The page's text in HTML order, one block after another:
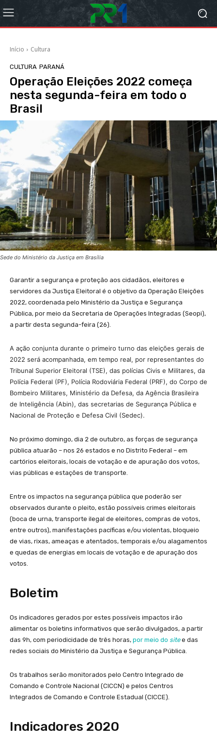
Início Cultura
CULTURA PARANÁ
Operação Eleições 2022 começa
nesta segunda-feira em todo o
Brasil
Sede do Ministério da Justiça em Brasília
Garantir a segurança e proteção aos cidadãos, eleitores e
servidores da Justiça Eleitoral é o objetivo da Operação Eleições
2022, coordenada pelo Ministério da Justiça e Segurança
Pública, por meio da Secretaria de Operações Integradas (Seopi),
a partir desta segunda-feira (26).
A ação conjunta durante o primeiro turno das eleições gerais de
2022 será acompanhada, em tempo real, por representantes do
Tribunal Superior Eleitoral (TSE), das polícias Civis e Militares, da
Polícia Federal (PF), Polícia Rodoviária Federal (PRF), do Corpo de
Bombeiro Militares, Ministério da Defesa, da Agência Brasileira
de Inteligência (Abin), das secretarias de Segurança Pública e
Nacional de Proteção e Defesa Civil (Sedec).
No próximo domingo, dia 2 de outubro, as forças de segurança
pública atuarão – nos 26 estados e no Distrito Federal – em
cartórios eleitorais, locais de votação e de apuração dos votos,
vias públicas e estações de transporte.
Entre os impactos na segurança pública que poderão ser
observados durante o pleito, estão possíveis crimes eleitorais
(boca de urna, transporte ilegal de eleitores, compras de votos,
entre outros), manifestações pacíficas e/ou violentas, bloqueio
de vias, rixas, ameaças e atentados, temporais e/ou alagamentos
e quedas de energias em locais de votação e de apuração dos
votos.
Boletim
Os indicadores gerados por estes possíveis impactos irão
alimentar os boletins informativos que serão divulgados, a partir
das 9h, com periodicidade de três horas, por meio do sitee das
redes sociais do Ministério da Justiça e Segurança Pública.
Os trabalhos serão monitorados pelo Centro Integrado de
Comando e Controle Nacional (CICCN) e pelos Centros
Integrados de Comando e Controle Estadual (CICCE).
Indicadores 2020